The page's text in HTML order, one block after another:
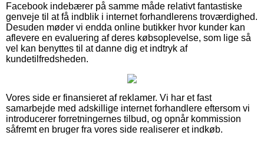
Facebook indebærer på samme måde relativt fantastiske
genveje til at få indblik i internet forhandlerens troværdighed.
Desuden møder vi endda online butikker hvor kunder kan
aflevere en evaluering af deres købsoplevelse, som lige så
vel kan benyttes til at danne dig et indtryk af
kundetilfredsheden.
Vores side er finansieret af reklamer. Vi har et fast
samarbejde med adskillige internet forhandlere eftersom vi
introducerer forretningernes tilbud, og opnår kommission
såfremt en bruger fra vores side realiserer et indkøb.